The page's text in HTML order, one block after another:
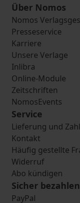
Über Nomos
Nomos
Presseservice
Karriere
Unsere Verlage
Inlibra
Online-Module
Zeitschriften
NomosEvents
Service
Lieferung und
Kontakt
Häufig gestellte
Widerruf
Abo kündigen
Sicher bezahlen
PayPal